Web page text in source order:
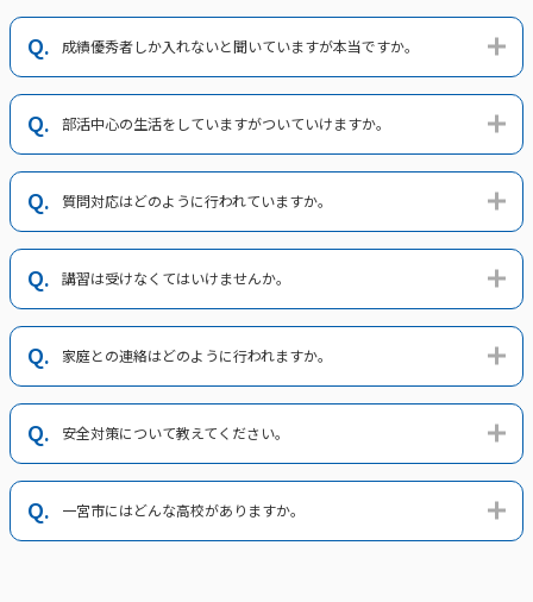
成績優秀者しか入れないと聞いていますが本当ですか。
部活中心の生活をしていますがついていけますか。
質問対応はどのように行われていますか。
講習は受けなくてはいけませんか。
家庭との連絡はどのように行われますか。
安全対策について教えてください。
一宮市にはどんな高校がありますか。